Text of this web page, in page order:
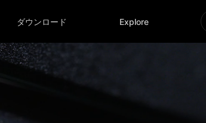
ダウンロード Explore